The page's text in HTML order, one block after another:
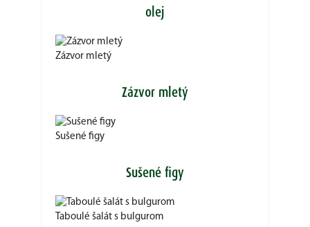
olej
Zázvor mletý
Zázvor mletý
Sušené figy
Sušené figy
Taboulé šalát s bulgurom